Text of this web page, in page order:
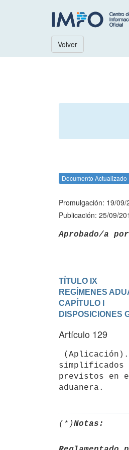
Volver
Documento Actualizado
Promulgación: 19/09/
Publicación: 25/09/
Aprobado/a
TÍTULO IX
REGÍMENES
CAPÍTULO I
DISPOSICIONES
Artículo 129
simplificados
previstos en
(*)Notas: